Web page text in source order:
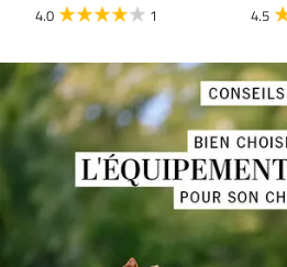
4.0 1 4.5